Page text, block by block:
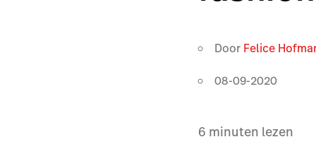
Door Felice
08-09-2020
6 minuten lezen